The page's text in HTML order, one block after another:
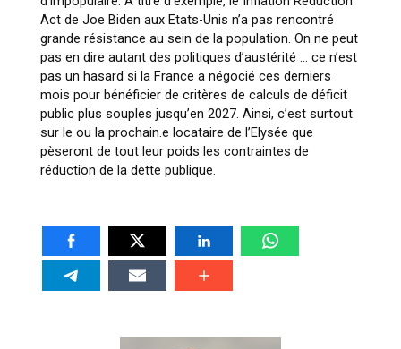
Act de Joe Biden aux Etats-Unis n’a pas rencontré
grande résistance au sein de la population. On ne peut
pas en dire autant des politiques d’austérité … ce n’est
pas un hasard si la France a négocié ces derniers
mois pour bénéficier de critères de calculs de déficit
public plus souples jusqu’en 2027. Ainsi, c’est surtout
sur le ou la prochain.e locataire de l’Elysée que
pèseront de tout leur poids les contraintes de
réduction de la dette publique.